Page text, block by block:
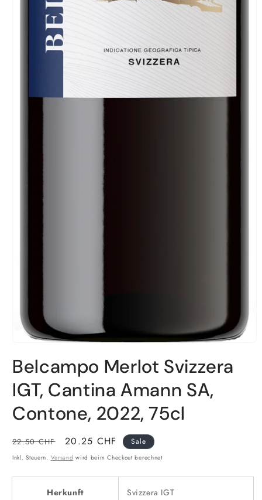
Belcampo Merlot Svizzera
IGT, Cantina Amann SA,
Contone, 2022, 75cl
Normaler
Preis
22.50 CHF Verkaufspreis
20.25 CHF Sale
Inkl. Steuern. Versand wird beim Checkout berechnet
Herkunft Svizzera IGT